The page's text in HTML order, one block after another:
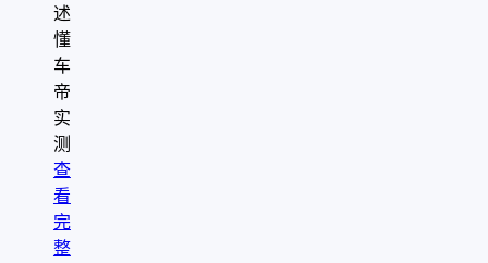
述
懂
车
帝
实
测
查
看
完
整